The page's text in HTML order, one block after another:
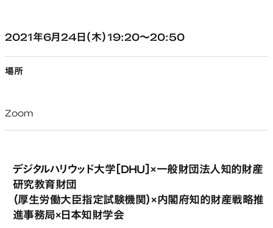
2021年6月24日（木）19:20～20:50
場所
Zoom
デジタルハリウッド大学［DHU］×一般財団法人知的財産
研究教育財団
（厚生労働大臣指定試験機関）×内閣府知的財産戦略推
進事務局×日本知財学会